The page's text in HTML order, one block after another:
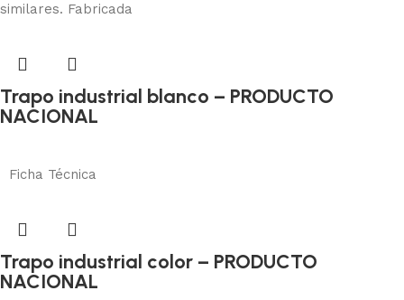
similares. Fabricada
Trapo industrial blanco – PRODUCTO
NACIONAL
Ficha Técnica
Trapo industrial color – PRODUCTO
NACIONAL